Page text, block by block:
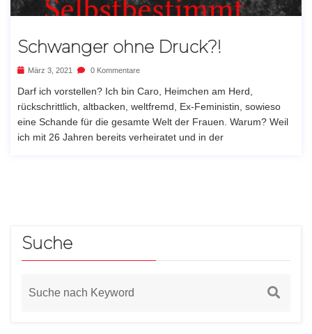
Schwanger ohne Druck?!
März 3, 2021 0 Kommentare
Darf ich vorstellen? Ich bin Caro, Heimchen am Herd,
rückschrittlich, altbacken, weltfremd, Ex-Feministin, sowieso
eine Schande für die gesamte Welt der Frauen. Warum? Weil
ich mit 26 Jahren bereits verheiratet und in der
Suche